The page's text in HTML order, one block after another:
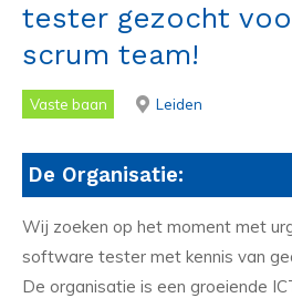
tester gezocht
scrum team!
Vaste baan Leiden
De Organisatie:
Wij zoeken op het moment met
software tester met kennis van
De organisatie is een groeiende